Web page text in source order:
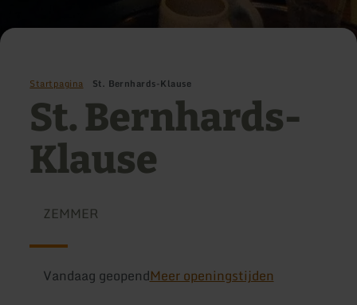
Startpagina St. Bernhards-Klause
St. Bernhards-
Klause
ZEMMER
Vandaag geopendMeer openingstijden